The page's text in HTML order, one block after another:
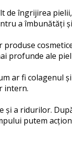
de îngrijirea
a
ale
fi colagenul
intern.
a ridurilor.
putem